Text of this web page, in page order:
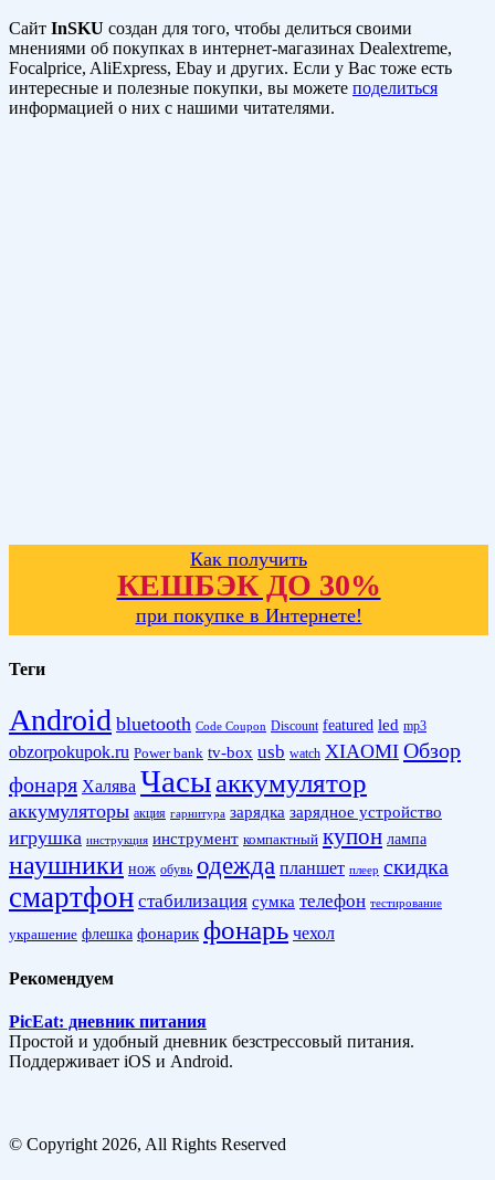
Сайт InSKU создан для того, чтобы делиться своими
мнениями об покупках в интернет-магазинах Dealextreme,
Focalprice, AliExpress, Ebay и других. Если у Вас тоже есть
интересные и полезные покупки, вы можете поделиться
информацией о них с нашими читателями.
Как получить
КЕШБЭК ДО 30%
при покупке в Интернете!
Теги
Android bluetooth Code Coupon Discount featured led mp3
obzorpokupok.ru Power bank tv-box usb watch XIAOMI Обзор
фонаря Халява Часыаккумулятор
аккумуляторы акция гарнитура зарядка зарядное устройство
игрушка инструкция инструмент компактный купон лампа
наушники нож обувь одежда планшет плеер скидка
смартфон стабилизация сумка телефон тестирование
украшение флешка фонарик фонарь чехол
Рекомендуем
PicEat: дневник питания
Простой и удобный дневник безстрессовый питания.
Поддерживает iOS и Android.
© Copyright 2026, All Rights Reserved